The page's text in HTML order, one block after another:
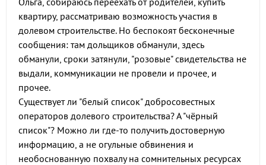
квартиру, рассматриваю возможность участия в
долевом строительстве. Но беспокоят бесконечные
сообщения: там дольщиков обманули, здесь
обманули, сроки затянули, "розовые" свидетельства не
выдали, коммуникации не провели и прочее, и
прочее.
Существует ли "белый список" добросовестных
операторов долевого строительства? А "чёрный
список"? Можно ли где-то получить достоверную
информацию, а не огульные обвинения и
необоснованную похвалу на сомнительных ресурсах